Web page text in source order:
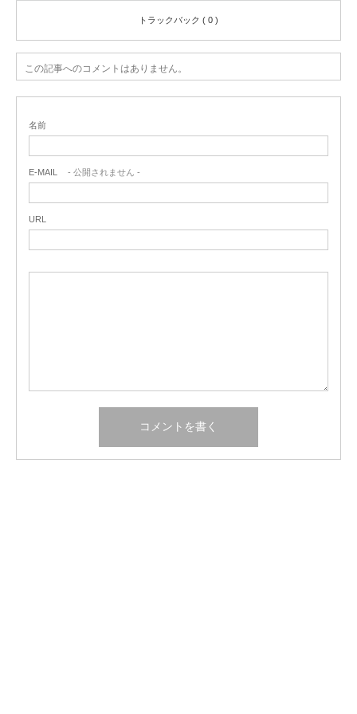
トラックバック ( 0 )
この記事へのコメントはありません。
名前
E-MAIL - 公開されません -
URL